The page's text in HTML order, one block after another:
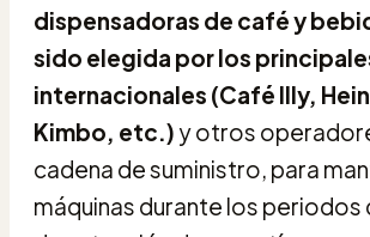
dispensadoras de café y
sido elegida por los
internacionales (Café Illy,
Kimbo, etc.) y otros
cadena de suministro, para
máquinas durante los periodos